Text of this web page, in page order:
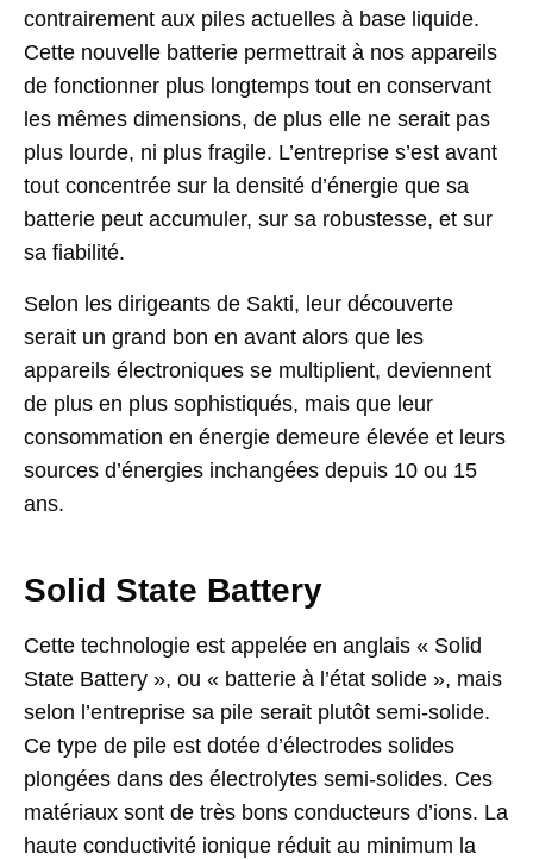
contrairement aux piles actuelles à base liquide.
Cette nouvelle batterie permettrait à nos appareils
de fonctionner plus longtemps tout en conservant
les mêmes dimensions, de plus elle ne serait pas
plus lourde, ni plus fragile. L’entreprise s’est avant
tout concentrée sur la densité d’énergie que sa
batterie peut accumuler, sur sa robustesse, et sur
sa fiabilité.
Selon les dirigeants de Sakti, leur découverte
serait un grand bon en avant alors que les
appareils électroniques se multiplient, deviennent
de plus en plus sophistiqués, mais que leur
consommation en énergie demeure élevée et leurs
sources d’énergies inchangées depuis 10 ou 15
ans.
Solid State Battery
Cette technologie est appelée en anglais « Solid
State Battery », ou « batterie à l’état solide », mais
selon l’entreprise sa pile serait plutôt semi-solide.
Ce type de pile est dotée d’électrodes solides
plongées dans des électrolytes semi-solides. Ces
matériaux sont de très bons conducteurs d’ions. La
haute conductivité ionique réduit au minimum la